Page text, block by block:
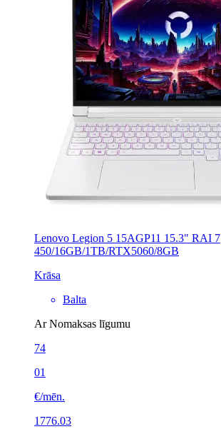
Lenovo Legion 5 15AGP11 15.3" RAI 7
450/16GB/1TB/RTX5060/8GB
Krāsa
Balta
Ar Nomaksas līgumu
74
01
€/mēn.
1776.03